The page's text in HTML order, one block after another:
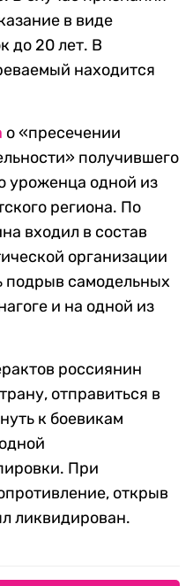
в виде
до 20 лет. В
находится
о «пресечении
получившего
уроженца одной из
региона. По
входил в состав
организации
подрыв самодельных
и на одной из
россиянин
отправиться в
к боевикам
При
открыв
ликвидирован.